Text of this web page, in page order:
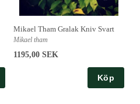
Mikael Tham Gralak Kniv Svart
Mikael tham
1195,00 SEK
Köp